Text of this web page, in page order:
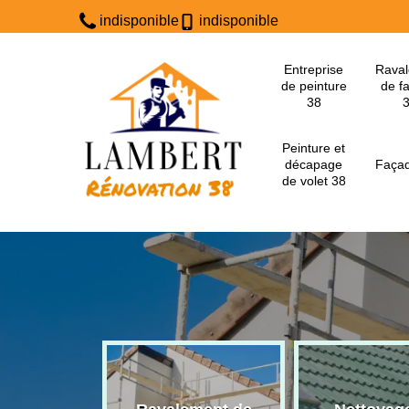
indisponible indisponible
Entreprise
de peinture
38
de
Peinture et
décapage
de volet 38